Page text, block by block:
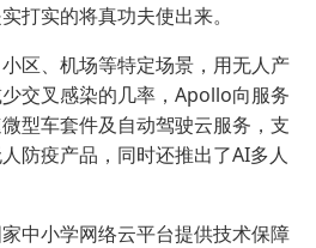
打实的将真功夫使出来。
区、机场等特定场景，用无人产
交叉感染的几率，Apollo向服务
型车套件及自动驾驶云服务，支
防疫产品，同时还推出了AI多人
中小学网络云平台提供技术保障